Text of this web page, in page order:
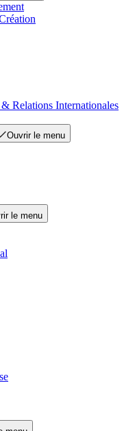
Relations Internationales
Ouvrir le menu
le menu